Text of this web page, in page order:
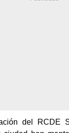
del RCDE